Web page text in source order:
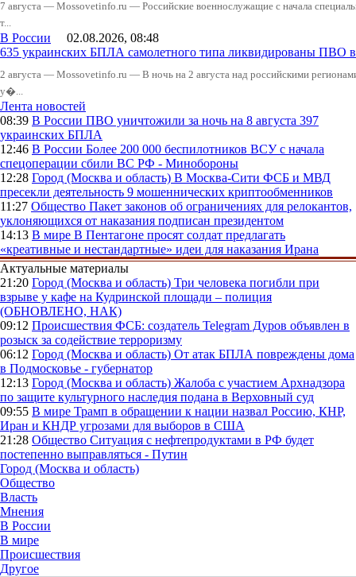
7 августа — Mossovetinfo.ru — Российские военнослужащие с начала
т...
В России 02.08.2026, 08:48
635 украинских БПЛА самолетного типа ликвидированы ПВО
2 августа — Mossovetinfo.ru — В ночь на 2 августа над российскими
у�...
Лента новостей
08:39 В России ПВО уничтожили за ночь на 8 августа 397
украинских БПЛА
12:46 В России Более 200 000 беспилотников ВСУ с начала
спецоперации сбили ВС РФ - Минобороны
12:28 Город (Москва и область) В Москва-Сити ФСБ и МВД
пресекли деятельность 9 мошеннических криптообменников
11:27 Общество Пакет законов об ограничениях для релокантов,
уклоняющихся от наказания подписан президентом
14:13 В мире В Пентагоне просят солдат предлагать
«креативные и нестандартные» идеи для наказания Ирана
Актуальные материалы
21:20 Город (Москва и область) Три человека погибли при
взрыве у кафе на Кудринской площади – полиция
(ОБНОВЛЕНО, НАК)
09:12 Происшествия ФСБ: создатель Telegram Дуров объявлен в
розыск за содействие терроризму
06:12 Город (Москва и область) От атак БПЛА повреждены дома
в Подмосковье - губернатор
12:13 Город (Москва и область) Жалоба с участием Архнадзора
по защите культурного наследия подана в Верховный суд
09:55 В мире Трамп в обращении к нации назвал Россию, КНР,
Иран и КНДР угрозами для выборов в США
21:28 Общество Ситуация с нефтепродуктами в РФ будет
постепенно выправляться - Путин
Город (Москва и область)
Общество
Власть
Мнения
В России
В мире
Происшествия
Другое